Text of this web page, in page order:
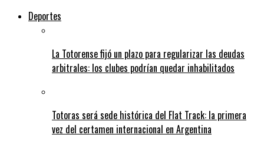
Deportes
La Totorense fijó un plazo para regularizar las deudas
arbitrales: los clubes podrían quedar inhabilitados
Totoras será sede histórica del Flat Track: la primera
vez del certamen internacional en Argentina